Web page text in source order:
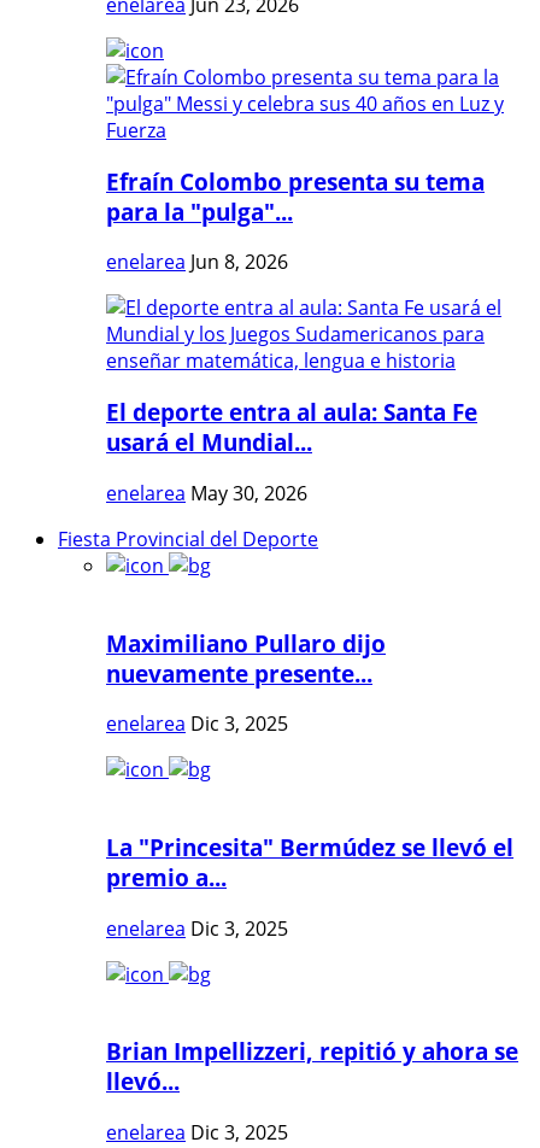
Efraín Colombo presenta su tema
para la "pulga"...
enelarea Jun 8, 2026
El deporte entra al aula: Santa Fe
usará el Mundial...
enelarea May 30, 2026
Fiesta Provincial del Deporte
Maximiliano Pullaro dijo
nuevamente presente...
enelarea Dic 3, 2025
La "Princesita" Bermúdez se llevó el
premio a...
enelarea Dic 3, 2025
Brian Impellizzeri, repitió y ahora se
llevó...
enelarea Dic 3, 2025